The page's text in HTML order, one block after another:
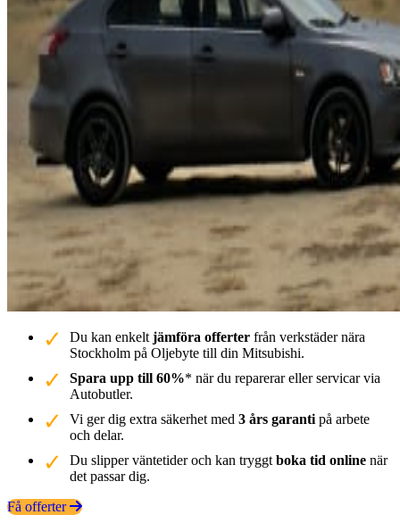
Du kan enkelt jämföra offerter från verkstäder nära
Stockholm på Oljebyte till din Mitsubishi.
Spara upp till 60%* när du reparerar eller servicar via
Autobutler.
Vi ger dig extra säkerhet med 3 års garanti på arbete
och delar.
Du slipper väntetider och kan tryggt boka tid online när
det passar dig.
Få offerter